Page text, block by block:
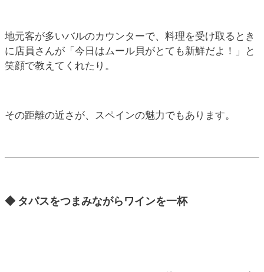
地元客が多いバルのカウンターで、料理を受け取るとき
に店員さんが「今日はムール貝がとても新鮮だよ！」と
笑顔で教えてくれたり。
その距離の近さが、スペインの魅力でもあります。
◆ タパスをつまみながらワインを一杯